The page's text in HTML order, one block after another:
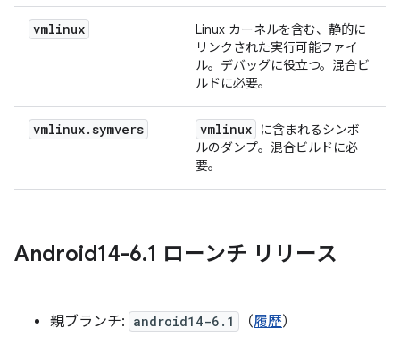
vmlinux
Linux カーネルを含む、静的に
リンクされた実行可能ファイ
ル。デバッグに役立つ。混合ビ
ルドに必要。
vmlinux.symvers vmlinux
に含まれるシンボ
ルのダンプ。混合ビルドに必
要。
Android14-6.1 ローンチ リリース
親ブランチ: android14-6.1 （履歴）